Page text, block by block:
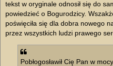
tekst w oryginale odnosił się do
powiedzieć o Bogurodzicy.
poświęciła się dla dobra nowego
przez wszystkich ludzi prawego
Pobłogosławił Cię Pan w